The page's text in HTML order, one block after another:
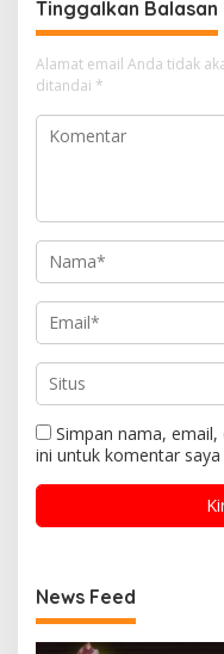
Tinggalkan Balasan
Alamat email Anda tidak
ditandai *
Simpan nama,
ini untuk komentar saya
News Feed